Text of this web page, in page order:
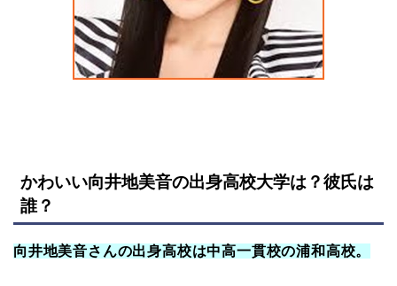
かわいい向井地美音の出身高校大学は？彼氏は
誰？
向井地美音さんの出身高校は中高一貫校の浦和高校。